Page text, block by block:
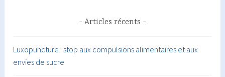
Articles récents
Luxopuncture : stop aux compulsions alimentaires et aux
envies de sucre